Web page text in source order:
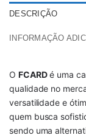
DESCRIÇÃO
INFORMAÇÃO
O FCARDé uma
qualidade no
versatilidade e
quem busca
sendo uma